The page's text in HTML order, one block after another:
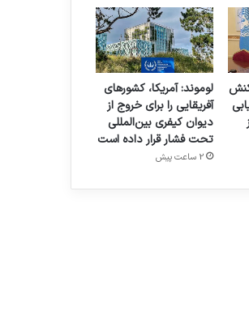
لوموند: آمریکا، کشورهای
آفریقایی را برای خروج از
دیوان کیفری بین‌المللی
تحت فشار قرار داده است
2 ساعت پیش